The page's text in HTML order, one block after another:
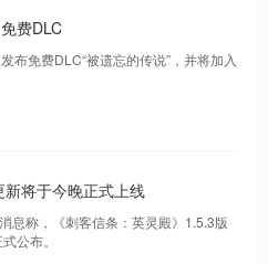
费DLC
布免费DLC“被遗忘的传说”，并将加入
新将于今晚正式上线
息称，《刺客信条：英灵殿》1.5.3版
公布。